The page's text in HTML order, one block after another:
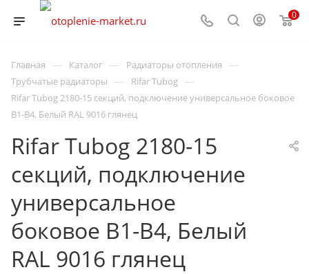
0
Главная — Каталог — Радиаторы отопления —
Трубчатые радиаторы — Rifar Tubog —
Rifar Tubog 2180-15 секций, подключение универсальное боковое
B1-B4, Белый RAL 9016 глянец
Rifar Tubog 2180-15
секций, подключение
универсальное
боковое B1-B4, Белый
RAL 9016 глянец